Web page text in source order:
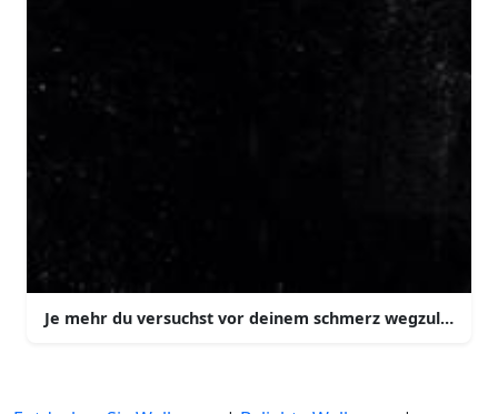
Je mehr du versuchst vor deinem schmerz